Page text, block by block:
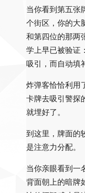
当你看到第五张
个街区，你的大
和第四位的那两
学上早已被验证
吸引，而自动填
炸弹客恰恰利用
卡牌去吸引警探
就埋好了。
到这里，牌面的
是注意力分配。
当你亲眼看到一
背面朝上的暗牌